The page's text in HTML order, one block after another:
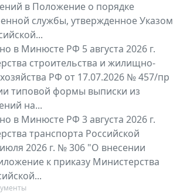
в Положение о порядке
службы, утвержденное Указом
в Минюсте РФ 5 августа 2026 г.
строительства и жилищно-
РФ от 17.07.2026 № 457/пр
типовой формы выписки из
на...
в Минюсте РФ 3 августа 2026 г.
транспорта Российской
2026 г. № 306 "О внесении
к приказу Министерства